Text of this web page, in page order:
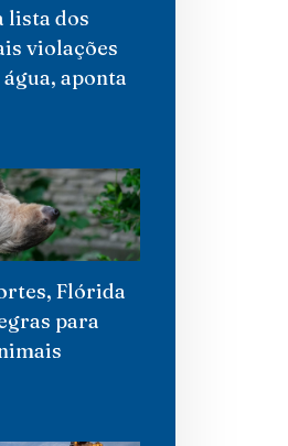
lista dos
violações
aponta
Flórida
para